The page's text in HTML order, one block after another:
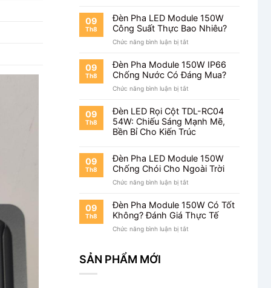
Pha
Module
150W
Sản
Xuất
09
Th8
Đèn Pha LED Module 150W
Công Suất Thực Bao Nhiêu?
Chức năng bình luận bị tắt
Pha
LED
Module
Suất
Thực
Bao
09
Th8
Đèn Pha Module 150W IP66
Chống Nước Có Đáng Mua?
Chức năng bình luận bị tắt
Pha
Module
150W
IP66
Nước
Có
Đáng
09
Th8
Đèn LED Rọi Cột TDL-RC04
54W: Chiếu Sáng Mạnh Mẽ,
Bền Bỉ Cho Kiến Trúc
09
Th8
Đèn Pha LED Module 150W
Chống Chói Cho Ngoài Trời
Chức năng bình luận bị tắt
Pha
LED
Module
09
Th8
Đèn Pha Module 150W Có Tốt
Không? Đánh Giá Thực Tế
Chức năng bình luận bị tắt
SẢN PHẨM MỚI